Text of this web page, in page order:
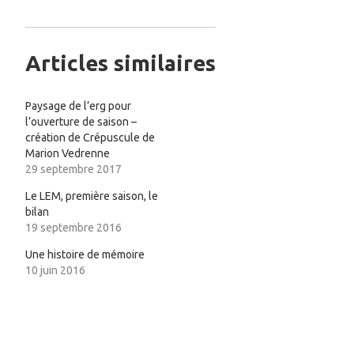
Articles similaires
Paysage de l’erg pour
l’ouverture de saison –
création de Crépuscule de
Marion Vedrenne
29 septembre 2017
Le LEM, première saison, le
bilan
19 septembre 2016
Une histoire de mémoire
10 juin 2016